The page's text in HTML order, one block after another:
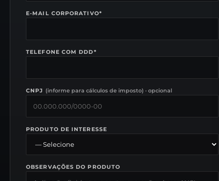
E-MAIL CORPORATIVO*
TELEFONE COM DDD*
CNPJ (informe para cálculos de imposto) · opcional
PRODUTO DE INTERESSE
OBSERVAÇÕES DO PRODUTO